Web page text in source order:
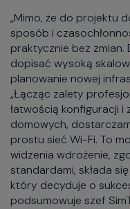
„Mimo, że do projektu
sposób i
praktycznie bez zmian.
dopisać wysoką
planowanie nowej
„Łącząc zalety
łatwością konfiguracji i
domowych,
prostu sieć Wi-Fi. To
widzenia wdrożenie,
standardami, składa
który decyduje o
podsumowuje szef